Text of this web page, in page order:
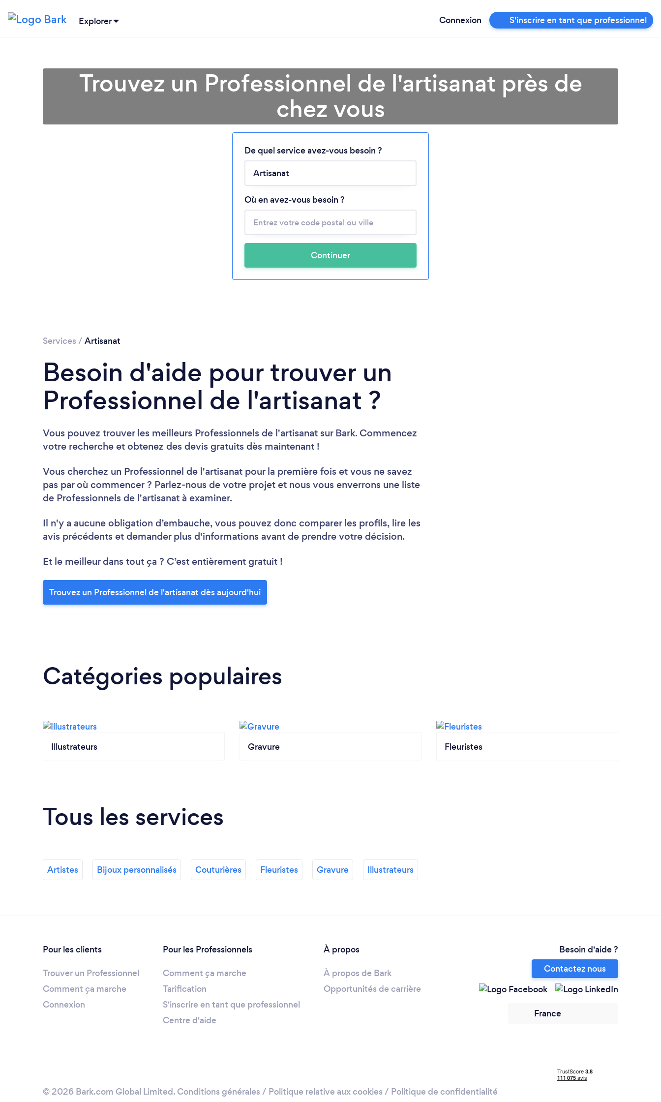
Explorer Connexion S'inscrire en tant que professionnel
Chargement...
Veuillez patienter...
Trouvez un Professionnel de l'artisanat près de
chez vous
De quel service avez-vous besoin ?
Où en avez-vous besoin ?
Continuer
Services / Artisanat
Besoin d'aide pour trouver un
Professionnel de l'artisanat ?
Vous pouvez trouver les meilleurs Professionnels de l'artisanat sur Bark. Commencez
votre recherche et obtenez des devis gratuits dès maintenant !
Vous cherchez un Professionnel de l'artisanat pour la première fois et vous ne savez
pas par où commencer ? Parlez-nous de votre projet et nous vous enverrons une liste
de Professionnels de l'artisanat à examiner.
Il n'y a aucune obligation d’embauche, vous pouvez donc comparer les profils, lire les
avis précédents et demander plus d'informations avant de prendre votre décision.
Et le meilleur dans tout ça ? C’est entièrement gratuit !
Trouvez un Professionnel de l'artisanat dès aujourd'hui
Catégories populaires
Illustrateurs Gravure Fleuristes
Tous les services
Artistes Bijoux personnalisés Couturières Fleuristes Gravure Illustrateurs
Pour les clients
Trouver un Professionnel
Comment ça marche
Connexion
Pour les Professionnels
Comment ça marche
Tarification
S'inscrire en tant que professionnel
Centre d'aide
À propos
À propos de Bark
Opportunités de carrière
Besoin d'aide ?
Contactez nous
France
© 2026 Bark.com Global Limited. Conditions générales / Politique relative aux cookies / Politique de confidentialité